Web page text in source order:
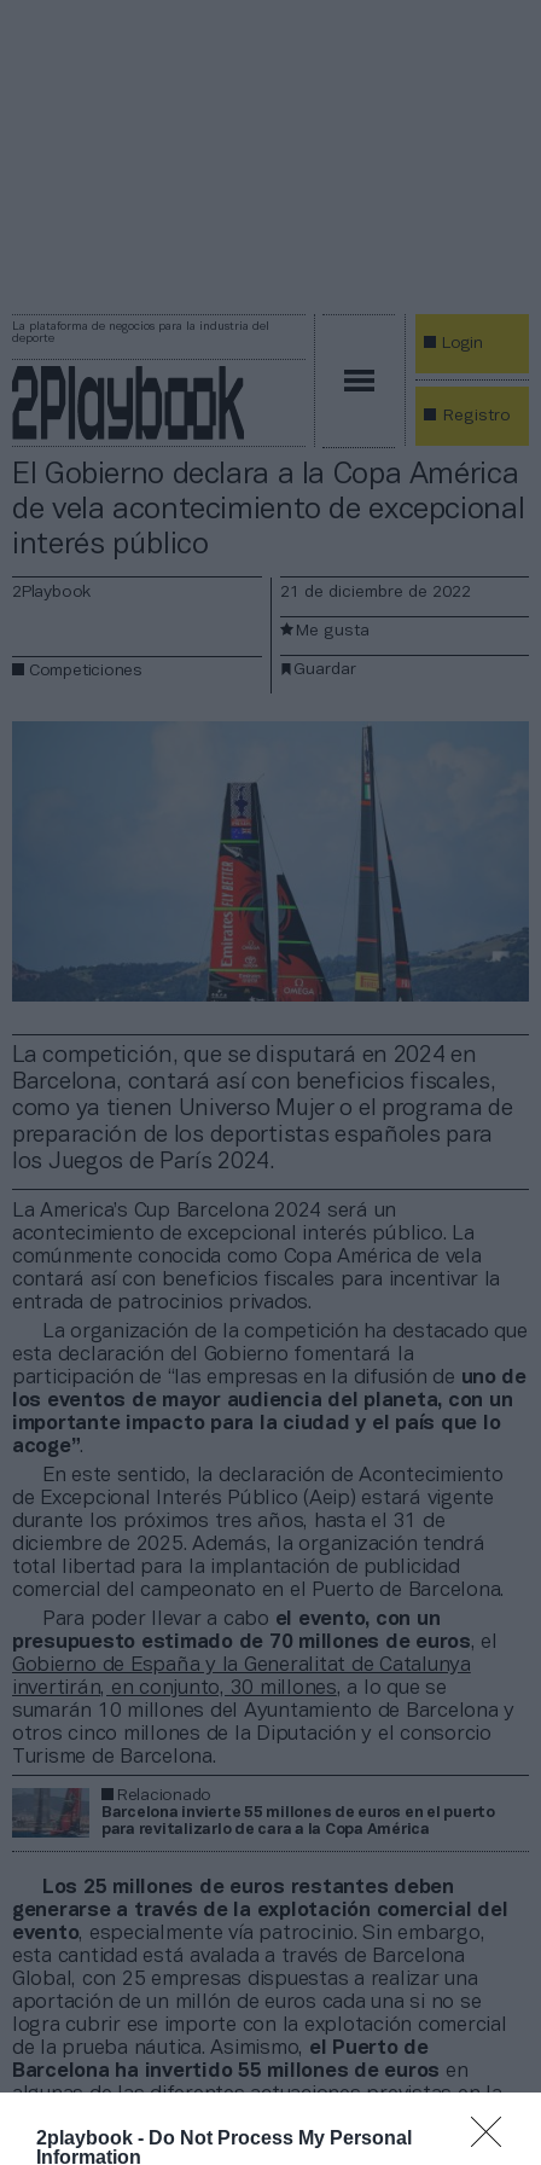
2playbook - Do Not Process My Personal
Information
La plataforma de negocios para la industria del
deporte
Login
Registro
El Gobierno declara a la Copa América
de vela acontecimiento de excepcional
interés público
La competición, que se disputará en 2024 en
Barcelona, contará así con beneficios fiscales,
como ya tienen Universo Mujer o el programa de
preparación de los deportistas españoles para
los Juegos de París 2024.
2Playbook
Competiciones
21 de diciembre de 2022
Guardar
Me gusta
La America’s Cup Barcelona 2024 será un
acontecimiento de excepcional interés público. La
comúnmente conocida como Copa América de vela
contará así con beneficios fiscales para incentivar la
entrada de patrocinios privados.
La organización de la competición ha destacado que
esta declaración del Gobierno fomentará la
participación de “las empresas en la difusión de uno de
los eventos de mayor audiencia del planeta, con un
importante impacto para la ciudad y el país que lo
acoge”.
En este sentido, la declaración de Acontecimiento
de Excepcional Interés Público (Aeip) estará vigente
durante los próximos tres años, hasta el 31 de
diciembre de 2025. Además, la organización tendrá
total libertad para la implantación de publicidad
comercial del campeonato en el Puerto de Barcelona.
Para poder llevar a cabo el evento, con un
presupuesto estimado de 70 millones de euros, el
Gobierno de España y la Generalitat de Catalunya
invertirán, en conjunto, 30 millones, a lo que se
sumarán 10 millones del Ayuntamiento de Barcelona y
otros cinco millones de la Diputación y el consorcio
Turisme de Barcelona.
Relacionado
Barcelona invierte 55 millones de euros en el puerto
para revitalizarlo de cara a la Copa América
Los 25 millones de euros restantes deben
generarse a través de la explotación comercial del
evento, especialmente vía patrocinio. Sin embargo,
esta cantidad está avalada a través de Barcelona
Global, con 25 empresas dispuestas a realizar una
aportación de un millón de euros cada una si no se
logra cubrir ese importe con la explotación comercial
de la prueba náutica. Asimismo, el Puerto de
Barcelona ha invertido 55 millones de euros en
algunas de las diferentesactuaciones previstas en la
En el deporte español, otros proyectos que